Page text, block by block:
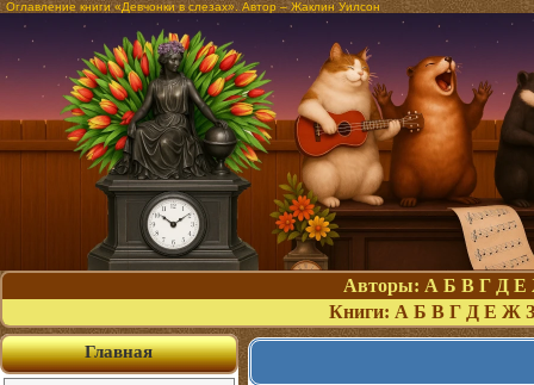
Оглавление книги «Девчонки в слезах». Автор – Жаклин Уилсон
Авторы: А Б В Г Д Е
Книги: А Б В Г Д Е Ж З
Главная